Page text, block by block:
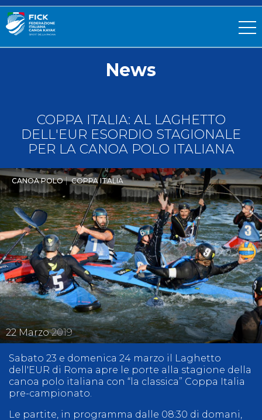
News
COPPA ITALIA: AL LAGHETTO
DELL'EUR ESORDIO STAGIONALE
PER LA CANOA POLO ITALIANA
22Marzo2019
CANOA POLO COPPA ITALIA
Sabato 23 e domenica 24 marzo il Laghetto
dell'EUR di Roma apre le porte alla stagione della
canoa polo italiana con “la classica” Coppa Italia
pre-campionato.
Le partite, in programma dalle 08:30 di domani,